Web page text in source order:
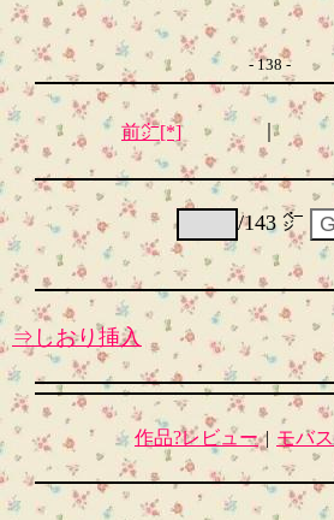
- 138 -
前㌻[*] ｜
/143 ㌻
⇒しおり挿入
作品?レビュー| モバ